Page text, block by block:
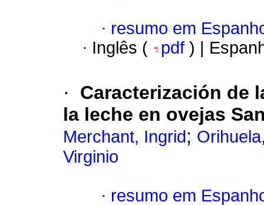
· resumo em
· Inglês ( pdf ) |
·
Caracterización de
la leche en ovejas
Merchant, Ingrid ;
Virginio
· resumo em